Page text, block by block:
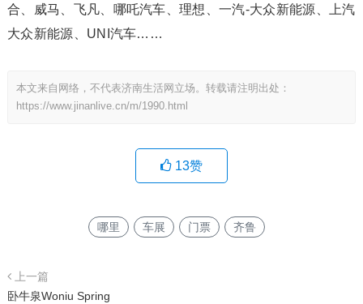
合、威马、飞凡、哪吒汽车、理想、一汽-大众新能源、上汽
大众新能源、UNI汽车……
本文来自网络，不代表济南生活网立场。转载请注明出处：
https://www.jinanlive.cn/m/1990.html
13赞
哪里 车展 门票 齐鲁
上一篇
卧牛泉Woniu Spring